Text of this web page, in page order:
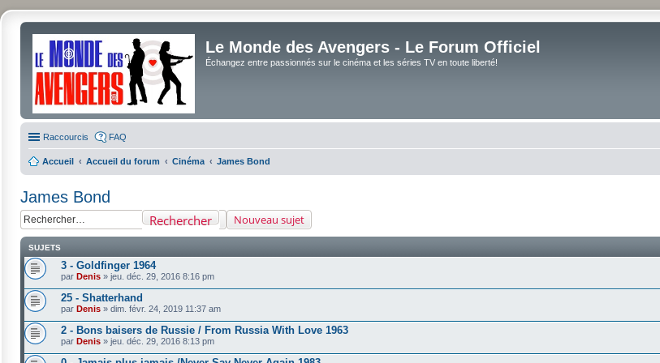
Le Monde des Avengers - Le Forum Officiel
Échangez entre passionnés sur le cinéma et les séries TV en toute liberté!
Raccourcis FAQ
Accueil Accueil du forum Cinéma James Bond
James Bond
Nouveau sujet
Rechercher
SUJETS
3 - Goldfinger 1964
par Denis » jeu. déc. 29, 2016 8:16 pm
25 - Shatterhand
par Denis » dim. févr. 24, 2019 11:37 am
2 - Bons baisers de Russie / From Russia With Love 1963
par Denis » jeu. déc. 29, 2016 8:13 pm